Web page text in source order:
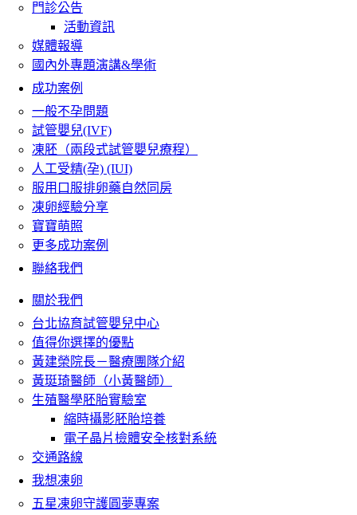
門診公告
活動資訊
媒體報導
國內外專題演講&學術
成功案例
一般不孕問題
試管嬰兒(IVF)
凍胚（兩段式試管嬰兒療程）
人工受精(孕) (IUI)
服用口服排卵藥自然同房
凍卵經驗分享
寶寶萌照
更多成功案例
聯絡我們
關於我們
台北協育試管嬰兒中心
值得你選擇的優點
黃建榮院長－醫療團隊介紹
黃珽琦醫師（小黃醫師）
生殖醫學胚胎實驗室
縮時攝影胚胎培養
電子晶片檢體安全核對系統
交通路線
我想凍卵
五星凍卵守護圓夢專案